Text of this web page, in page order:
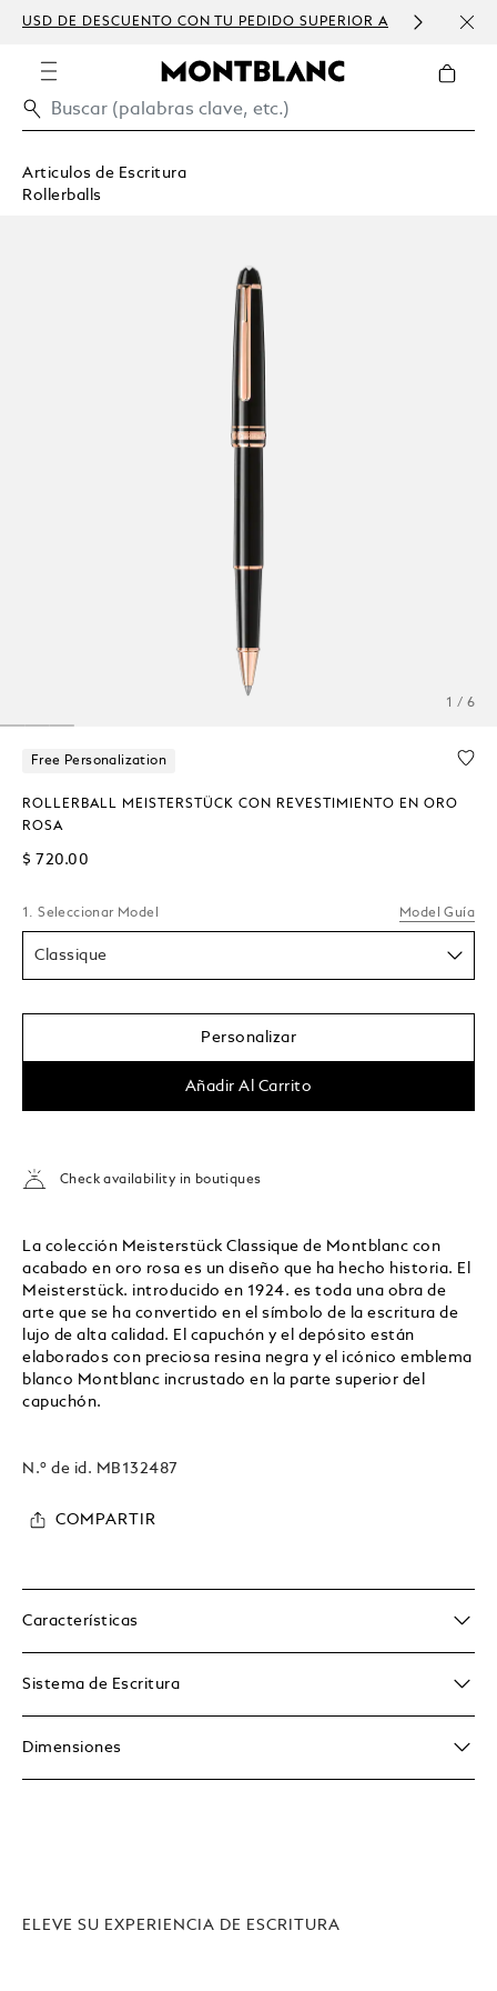
USD DE DESCUENTO CON TU PEDIDO SUPERIOR A
Articulos de Escritura
Rollerballs
1 / 6
Free Personalization
ROLLERBALL MEISTERSTÜCK CON REVESTIMIENTO EN ORO
ROSA
$ 720.00
1. Seleccionar Model Model Guía
Classique
Personalizar
Añadir Al Carrito
Check availability in boutiques
La colección Meisterstück Classique de Montblanc con
acabado en oro rosa es un diseño que ha hecho historia. El
Meisterstück. introducido en 1924. es toda una obra de
arte que se ha convertido en el símbolo de la escritura de
lujo de alta calidad. El capuchón y el depósito están
elaborados con preciosa resina negra y el icónico emblema
blanco Montblanc incrustado en la parte superior del
capuchón.
N.º de id. MB132487
COMPARTIR
Características
Sistema de Escritura
Dimensiones
ELEVE SU EXPERIENCIA DE ESCRITURA